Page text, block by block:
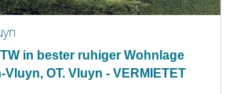
in bester ruhiger Wohnlage
OT. Vluyn - VERMIETET